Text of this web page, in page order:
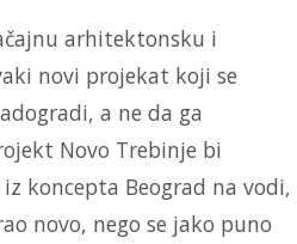
arhitektonsku i
novi projekat koji se
a ne da ga
Novo Trebinje bi
koncepta Beograd na vodi,
novo, nego se jako puno